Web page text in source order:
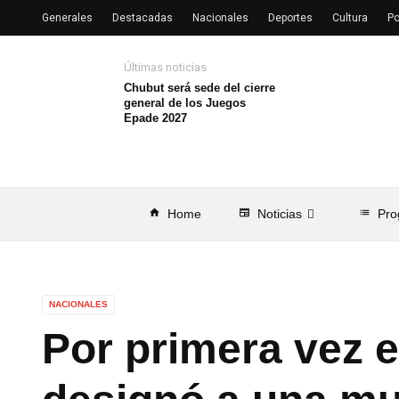
home Home newspaper Noticias list
Últimas noticias
Chubut será sede del cierre
general de los Juegos
Epade 2027
Generales Destacadas Nacionales Deportes Cultura
NACIONALES
Por primera vez